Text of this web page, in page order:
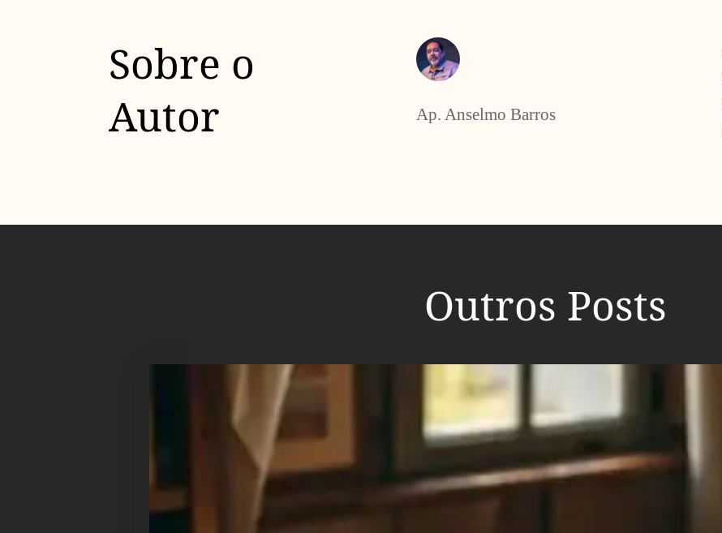
Sobre o
Autor
Ap. Anselmo Barros
Outros Posts